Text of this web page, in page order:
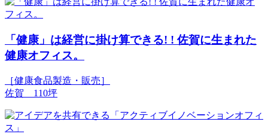
「健康」は経営に掛け算できる! ! 佐賀に生まれた
健康オフィス。
［健康食品製造・販売］
佐賀 110坪